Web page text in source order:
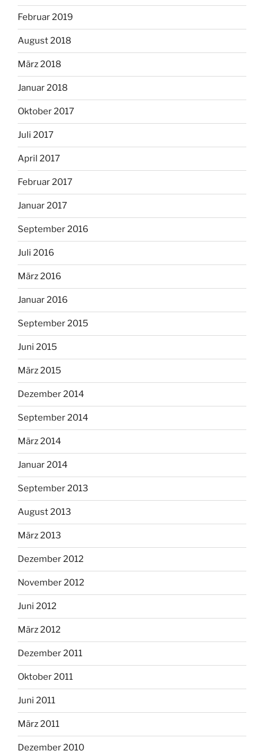
Februar 2019
August 2018
März 2018
Januar 2018
Oktober 2017
Juli 2017
April 2017
Februar 2017
Januar 2017
September 2016
Juli 2016
März 2016
Januar 2016
September 2015
Juni 2015
März 2015
Dezember 2014
September 2014
März 2014
Januar 2014
September 2013
August 2013
März 2013
Dezember 2012
November 2012
Juni 2012
März 2012
Dezember 2011
Oktober 2011
Juni 2011
März 2011
Dezember 2010